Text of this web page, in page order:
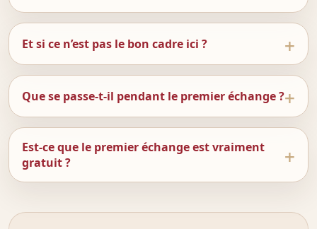
Et si ce n’est pas le bon cadre ici ?
Que se passe-t-il pendant le premier échange ?
Est-ce que le premier échange est vraiment
gratuit ?